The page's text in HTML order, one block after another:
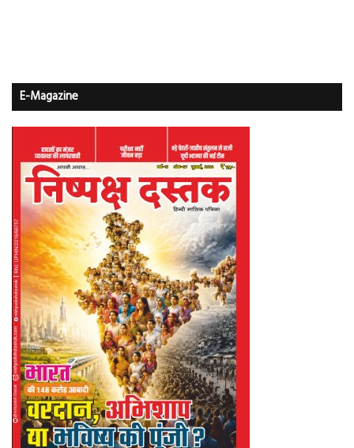
E-Magazine